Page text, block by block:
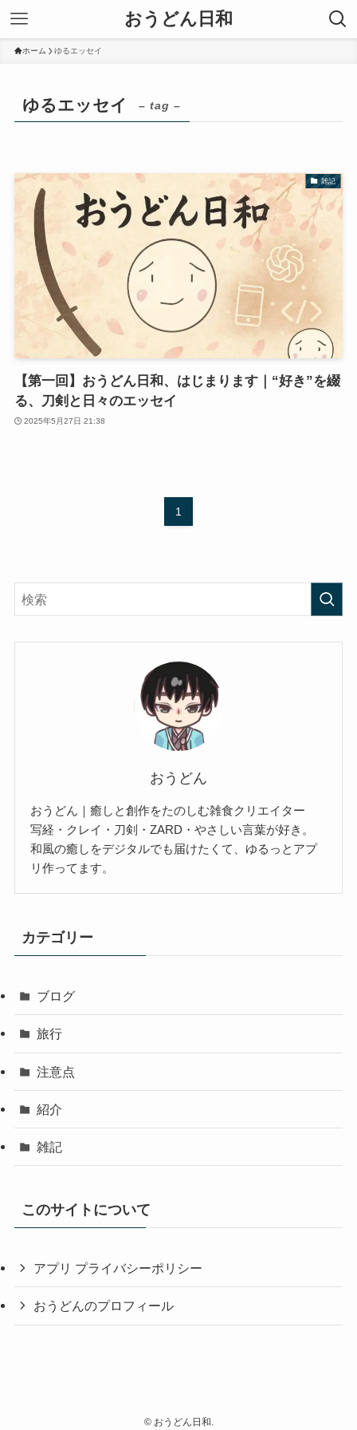
おうどん日和
ホーム ゆるエッセイ
ゆるエッセイ – tag –
雑記
【第一回】おうどん日和、はじまります｜“好き”を綴
る、刀剣と日々のエッセイ
2025年5月27日 21:38
1
おうどん
おうどん｜癒しと創作をたのしむ雑食クリエイター
写経・クレイ・刀剣・ZARD・やさしい言葉が好き。
和風の癒しをデジタルでも届けたくて、ゆるっとアプ
リ作ってます。
カテゴリー
ブログ
旅行
注意点
紹介
雑記
このサイトについて
アプリ プライバシーポリシー
おうどんのプロフィール
©おうどん日和.